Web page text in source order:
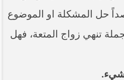
حل المشكلة او الموضوع
تنهي زواج المتعة، فهل
شيء.